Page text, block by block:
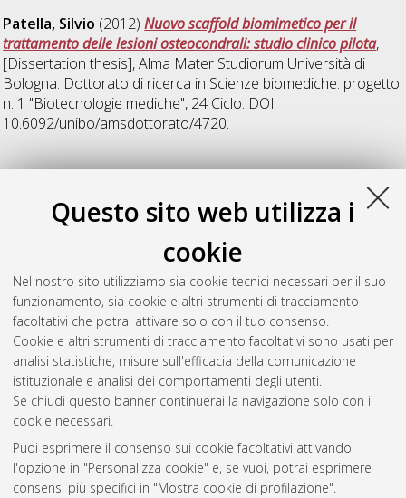
Questo sito web utilizza i
cookie
Nel nostro sito utilizziamo sia cookie tecnici necessari per il suo
funzionamento, sia cookie e altri strumenti di tracciamento
facoltativi che potrai attivare solo con il tuo consenso.
Cookie e altri strumenti di tracciamento facoltativi sono usati per
analisi statistiche, misure sull'efficacia della comunicazione
istituzionale e analisi dei comportamenti degli utenti.
Se chiudi questo banner continuerai la navigazione solo con i
cookie necessari.
Puoi esprimere il consenso sui cookie facoltativi attivando
l'opzione in "Personalizza cookie" e, se vuoi, potrai esprimere
consensi più specifici in "Mostra cookie di profilazione".
Patella, Silvio (2012)Nuovo scaffold biomimetico per il
trattamento delle lesioni osteocondrali: studio clinico pilota,
[Dissertation thesis], Alma Mater Studiorum Università di
Bologna. Dottorato di ricerca in Scienze biomediche: progetto
n. 1 "Biotecnologie mediche", 24 Ciclo. DOI
10.6092/unibo/amsdottorato/4720.
25
Siboni, Francesco (2013)Biomaterials for Clinical Application
, [Dissertation thesis], Alma Mater Studiorum
Università di Bologna. Dottorato di ricerca in
biomediche: progetto n. 1 "Biotecnologie mediche", 25 Ciclo.
DOI 10.6092/unibo/amsdottorato/5305.
Questa lista e' stata generata il Wed Aug 5 20:49:21 2026
Atom
Rss 1.0
Rss 2.0